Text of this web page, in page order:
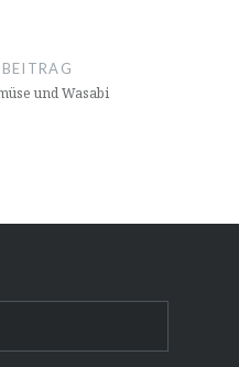
und Wasabi